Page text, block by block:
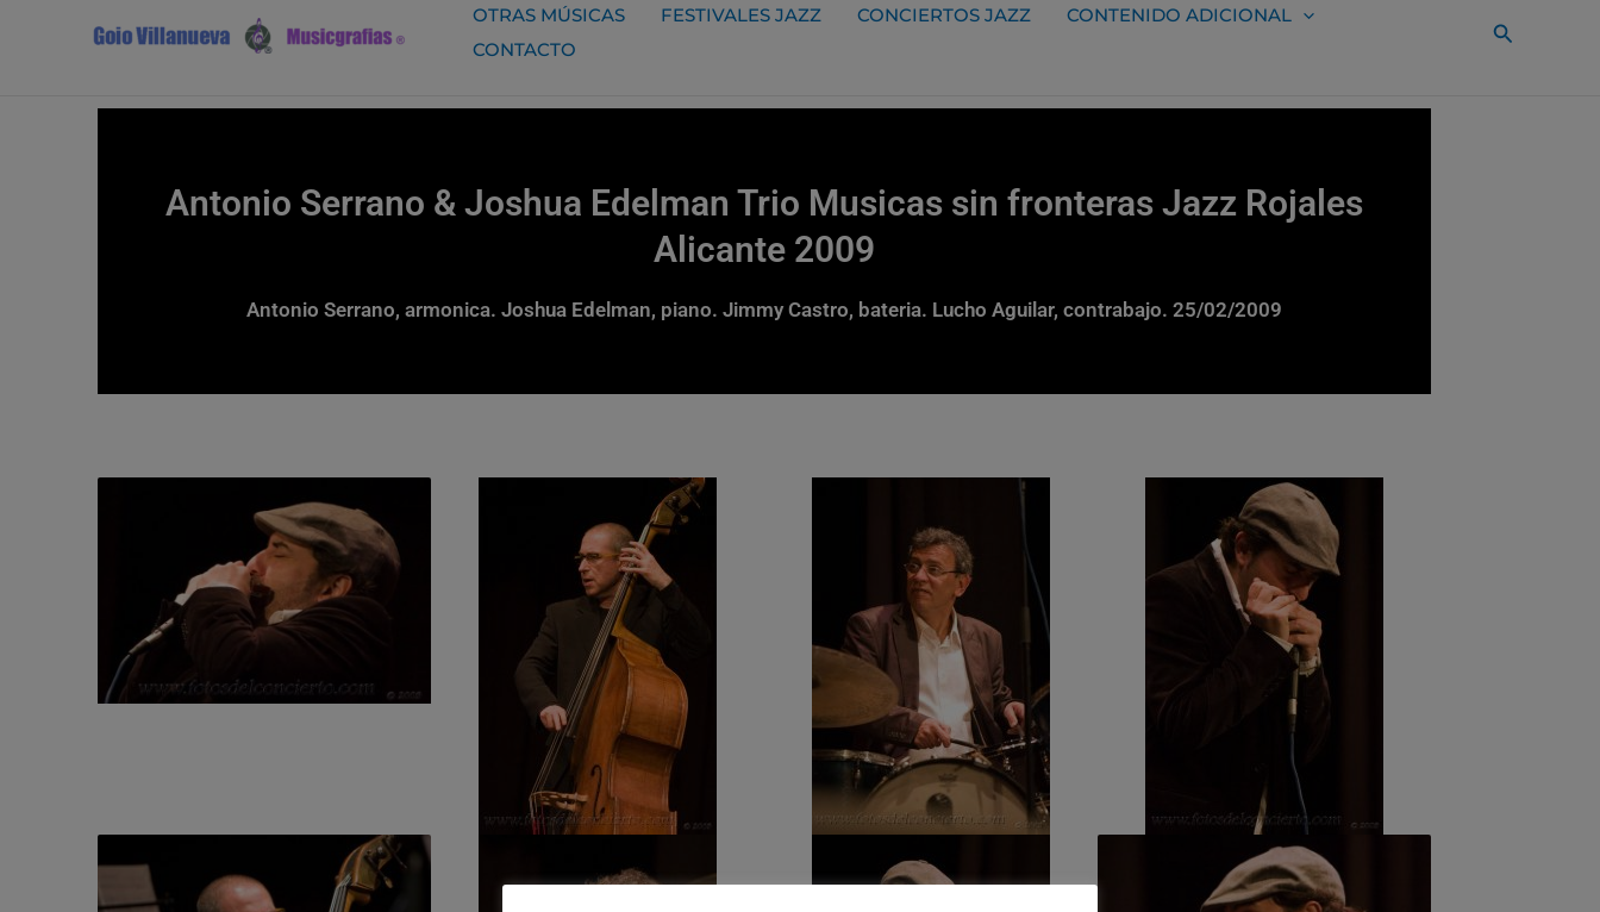
OTRAS MÚSICAS FESTIVALES JAZZ CONCIERTOS JAZZ
CONTENIDO ADICIONAL
CONTACTO
Buscar
Antonio Serrano & Joshua Edelman Trio Musicas sin fronteras Jazz Rojales
Alicante 2009
Antonio Serrano, armonica. Joshua Edelman, piano. Jimmy Castro, bateria. Lucho Aguilar, contrabajo. 25/02/2009